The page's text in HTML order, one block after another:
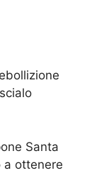
Santa
a ottenere